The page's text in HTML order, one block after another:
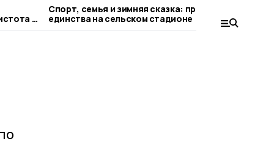
в
Спорт, семья и зимняя сказка: праздник
единства на сельском стадионе